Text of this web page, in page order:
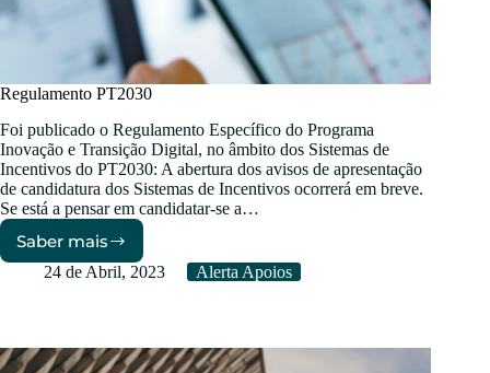
Regulamento PT2030
Foi publicado o Regulamento Específico do Programa
Inovação e Transição Digital, no âmbito dos Sistemas de
Incentivos do PT2030: A abertura dos avisos de apresentação
de candidatura dos Sistemas de Incentivos ocorrerá em breve.
Se está a pensar em candidatar-se a…
Saber maisRegulamento
PT2030
24 de Abril, 2023 Alerta Apoios